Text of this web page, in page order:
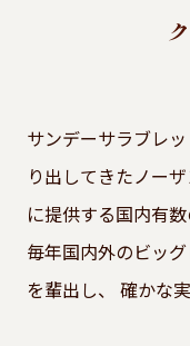
サンデーサラブレッ
り出してきたノー
に提供する国内有
毎年国内外のビッ
を輩出し、
確かな